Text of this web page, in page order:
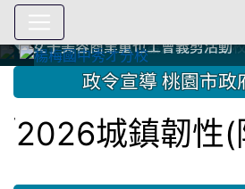
中國信託商業銀行 2023.04.22 愛傳
中國信託商業銀行 2023.04.22 愛傳
辦理多元學習活動，發展與實施分
辦理多元學習活動，發展與實施分
爭取社會資源，傳愛與溫暖：
園女子美容商業童也工會義剪活動
爭取社會資源，傳愛與溫暖：
園女子美容商業童也工會義剪活動
112學年度畢業學生與師長合照
112學年度畢業學生與師長合照
辦理多元學習活動，發展與實施分
辦理多元學習活動，發展與實施分
爭取社會資源，傳愛與溫暖：
師生歲末感恩活動
爭取社會資源，傳愛與溫暖：
師生歲末感恩活動
爭取社會資源，傳愛與溫暖：
校學生耶誕禮物
爭取社會資源，傳愛與溫暖：
校學生耶誕禮物
112.9.27參觀客家博覽會
112.9.27參觀客家博覽會
2023.12.27 國際獅子會贈送本校學
2023.12.27 國際獅子會贈送本校學
2023.12.27 國際獅子會贊助本校學
2023.12.27 國際獅子會贊助本校學
2023.12.27 聖誕感恩歌謠競賽；本
兄、師姐同樂
2023.12.27 聖誕感恩歌謠競賽；本
兄、師姐同樂
建置優質學習空間；合作互惠，建
建置優質學習空間；合作互惠，建
::: 政令宣導 桃園市政
城鎮韌性(防空